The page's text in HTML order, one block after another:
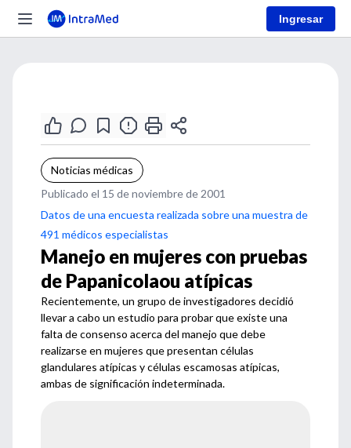
Ingresar
Noticias médicas
Publicado el 15 de noviembre de 2001
Datos de una encuesta realizada sobre una muestra de
491 médicos especialistas
Manejo en mujeres con pruebas
de Papanicolaou atípicas
Recientemente, un grupo de investigadores decidió
llevar a cabo un estudio para probar que existe una
falta de consenso acerca del manejo que debe
realizarse en mujeres que presentan células
glandulares atípicas y células escamosas atípicas,
ambas de significación indeterminada.